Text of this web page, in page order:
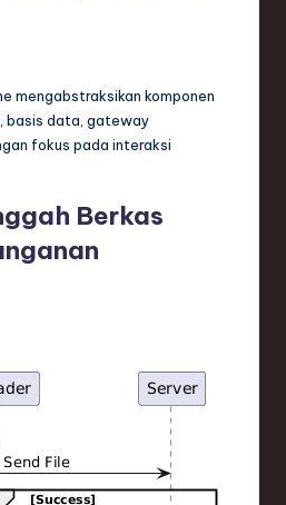
mengabstraksikan komponen
basis data, gateway
fokus pada interaksi
Berkas